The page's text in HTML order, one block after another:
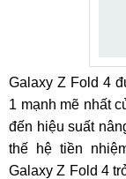
Galaxy Z Fold 4
1 mạnh mẽ nhất
đến hiệu suất
thế hệ tiền
Galaxy Z Fold 4